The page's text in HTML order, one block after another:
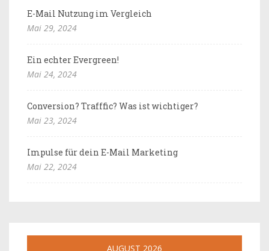
E-Mail Nutzung im Vergleich
Mai 29, 2024
Ein echter Evergreen!
Mai 24, 2024
Conversion? Trafffic? Was ist wichtiger?
Mai 23, 2024
Impulse für dein E-Mail Marketing
Mai 22, 2024
AUGUST 2026